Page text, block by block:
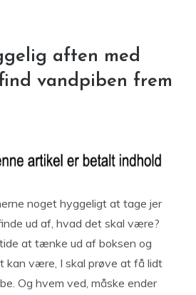
aften med
vandpiben frem
noget hyggeligt at tage jer
ud af, hvad det skal være?
at tænke ud af boksen og
kan være, I skal prøve at få lidt
Og hvem ved, måske ender